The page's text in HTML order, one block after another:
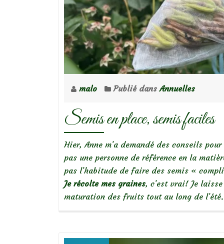
malo Publié dansAnnuelles
Semis en place, semis faciles
Hier, Anne m’a demandé des conseils
pas une personne de référence en la
pas l’habitude de faire des semis «
Je récolte mes graines, c’est vrai! Je
maturation des fruits tout au long de l’été.